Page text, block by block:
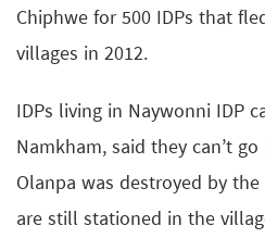
Chiphwe for 500 IDPs that
villages in 2012.
IDPs living in Naywonni IDP
Namkham, said they can’t
Olanpa was destroyed by
are still stationed in the